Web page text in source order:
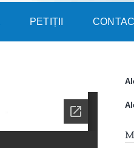
PETIȚII